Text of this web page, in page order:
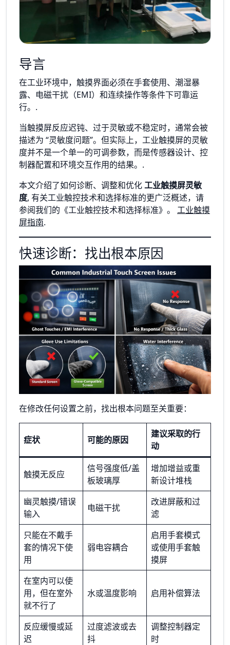
导言
在工业环境中，触摸界面必须在手套使用、潮湿暴
露、电磁干扰（EMI）和连续操作等条件下可靠运
行。.
当触摸屏反应迟钝、过于灵敏或不稳定时，通常会被
描述为 “灵敏度问题”。但实际上，工业触摸屏的灵敏
度并不是一个单一的可调参数，而是传感器设计、控
制器配置和环境交互作用的结果。.
本文介绍了如何诊断、调整和优化工业触摸屏灵敏
度, 有关工业触控技术和选择标准的更广泛概述，请
参阅我们的《工业触控技术和选择标准》。 工业触摸
屏指南.
快速诊断：找出根本原因
在修改任何设置之前，找出根本问题至关重要：
症状 可能的原因
建议采取的行
动
触摸无反应
信号强度低/盖
板玻璃厚
增加增益或重
新设计堆栈
幽灵触摸/错误
输入
电磁干扰
改进屏蔽和过
滤
只能在不戴手
套的情况下使
用
弱电容耦合
启用手套模式
或使用手套触
摸屏
在室内可以使
用，但在室外
就不行了
水或温度影响 启用补偿算法
反应缓慢或延
迟
过度滤波或去
抖
调整控制器定
时